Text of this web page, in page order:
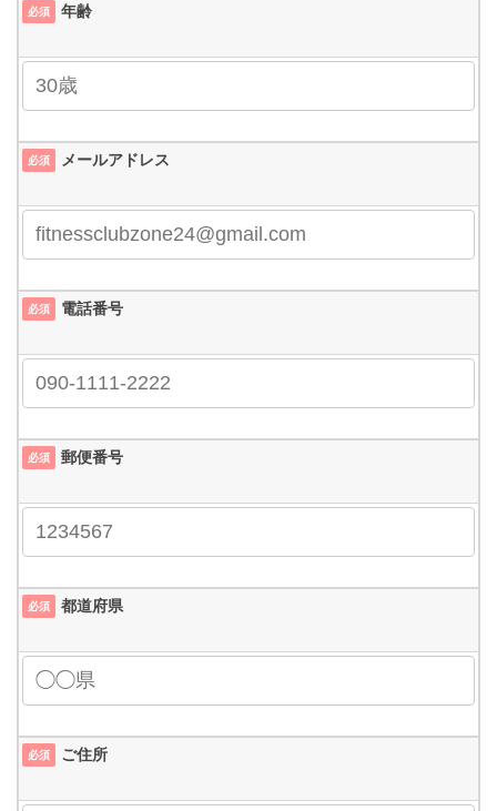
必須 年齢
必須 メールアドレス
必須 電話番号
必須 郵便番号
必須 都道府県
必須 ご住所